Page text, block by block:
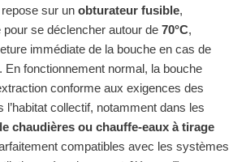
sur un obturateur fusible,
se déclencher autour de 70°C,
immédiate de la bouche en cas de
En fonctionnement normal, la bouche
conforme aux exigences des
l’habitat collectif, notamment dans les
chaudières ou chauffe‑eaux à tirage
compatibles avec les systèmes